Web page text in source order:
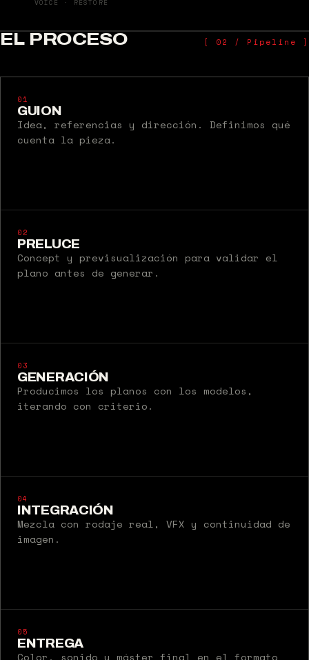
EL PROCESO [ 02 / Pipeline ]
01
GUION
Idea, referencias y dirección. Definimos qué
cuenta la pieza.
02
PRELUCE
Concept y previsualización para validar el
plano antes de generar.
03
GENERACIÓN
Producimos los planos con los modelos,
iterando con criterio.
04
INTEGRACIÓN
Mezcla con rodaje real, VFX y continuidad de
imagen.
05
ENTREGA
Color, sonido y máster final en el formato